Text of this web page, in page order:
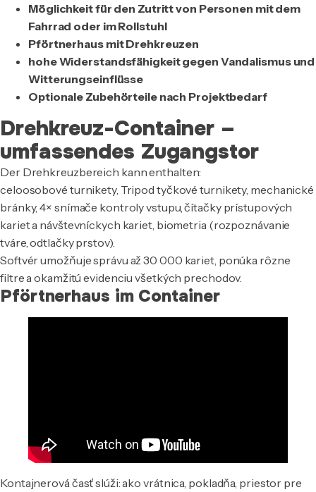
Möglichkeit für den Zutritt von Personen mit dem
Fahrrad oder im Rollstuhl
Pförtnerhaus mit Drehkreuzen
hohe Widerstandsfähigkeit gegen Vandalismus und
Witterungseinflüsse
Optionale Zubehörteile nach Projektbedarf
Drehkreuz-Container –
umfassendes Zugangstor
Der Drehkreuzbereich kann enthalten:
celoosobové turnikety, Tripod tyčkové turnikety, mechanické
bránky, 4× snímače kontroly vstupu, čítačky prístupových
kariet a návštevníckych kariet, biometria (rozpoznávanie
tváre, odtlačky prstov).
Softvér umožňuje správu až 30 000 kariet, ponúka rôzne
filtre a okamžitú evidenciu všetkých prechodov.
Pförtnerhaus im Container
Kontajnerová časť slúži: ako vrátnica, pokladňa, priestor pre